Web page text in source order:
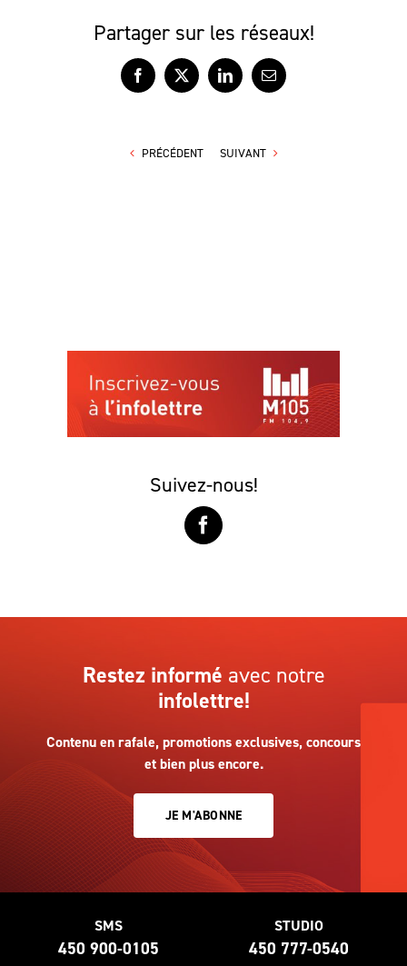
Partager sur les réseaux!
Facebook
X LinkedInCourriel
PRÉCÉDENT SUIVANT
Suivez-nous!
Restez informé avec notre
infolettre!
Contenu en rafale, promotions exclusives, concours
et bien plus encore.
JE M'ABONNE
SMS
450 900-0105
STUDIO
450 777-0540